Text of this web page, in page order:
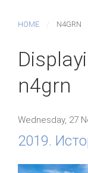
HOME N4GRN
n4grn
Wednesday, 27
2019.